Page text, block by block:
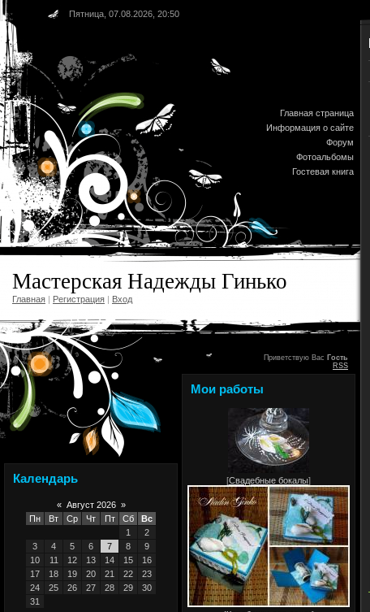
Пятница, 07.08.2026, 20:50
Главная страница
Информация о сайте
Форум
Фотоальбомы
Гостевая книга
Мастерская Надежды Гинько
Главная | Регистрация | Вход
Приветствую Вас Гость
RSS
Календарь
« Август 2026 »
Пн
Вт Ср Чт Пт Сб
Вс
1
2
3
4 5 6 7 8
9
10
11 12 13 14 15
16
17
18 19 20 21 22
23
24
25 26 27 28 29
30
31
Мои работы
[Свадебные бокалы]